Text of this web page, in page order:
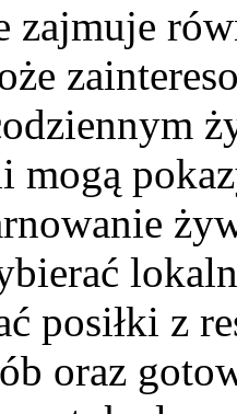
zajmuje
mogą
posiłki z
oraz